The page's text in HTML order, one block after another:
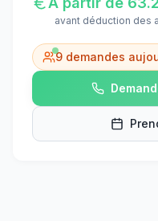
avant déduction des
9 demandes